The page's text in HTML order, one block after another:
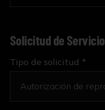
Solicitud de Servicio
Tipo de solicitud *